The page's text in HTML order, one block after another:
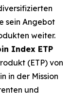
sein Angebot
weiter.
Index ETP
(ETP) von
in der Mission
und